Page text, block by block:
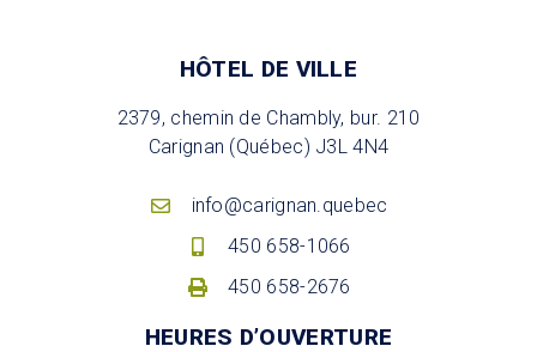
HÔTEL DE VILLE
2379, chemin de Chambly, bur. 210
Carignan (Québec) J3L 4N4
info@carignan.quebec
450 658-1066
450 658-2676
HEURES D’OUVERTURE